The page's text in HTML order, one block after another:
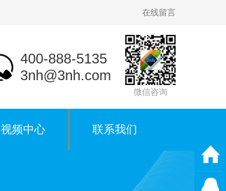
在线留言
微信咨询
400-888-5135
3nh@3nh.com
视频中心 联系我们